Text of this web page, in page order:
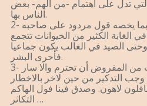
تدل على اهتمام -من الهم- بعض
الناس بها.
2- القول بأن يهتم كل واحد بما يخصه قول مردود على صاحبه
الغابة الكثير من الحيوانات تتجمع
الصيد في الغالب يكون جماعيا
فأحرى البشر.
3- لكل مجتمع قيم وأخلاقيات من المفروض أن تحترم والا سار
وجب التدكير من حين لاخر بالاخطار
لاهون. وصدق فينا فول الهاكم
التكاثر …